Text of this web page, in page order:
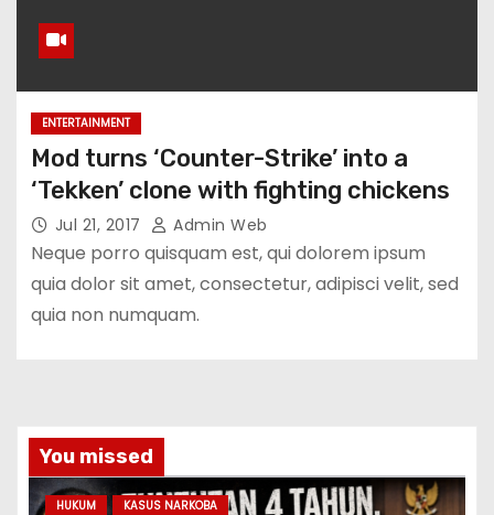
ENTERTAINMENT
Mod turns ‘Counter-Strike’ into a
‘Tekken’ clone with fighting chickens
Jul 21, 2017 Admin Web
Neque porro quisquam est, qui dolorem ipsum
quia dolor sit amet, consectetur, adipisci velit, sed
quia non numquam.
You missed
HUKUM KASUS NARKOBA